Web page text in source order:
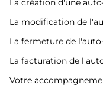
La création d'une
La modification de
La fermeture de
La facturation de
Votre